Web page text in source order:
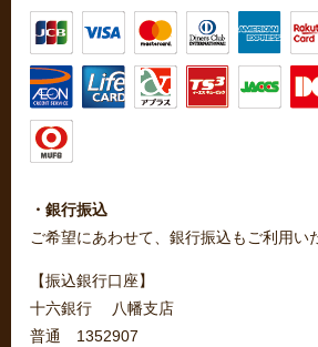
・銀行振込
ご希望にあわせて、銀行振込もご利用い
【振込銀行口座】
十六銀行 八幡支店
普通 1352907